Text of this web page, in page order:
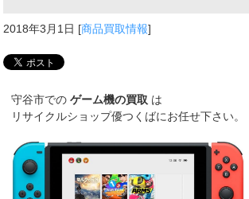
2018年3月1日 [商品買取情報]
守谷市での ゲーム機の買取 は
リサイクルショップ優つくばにお任せ下さい。